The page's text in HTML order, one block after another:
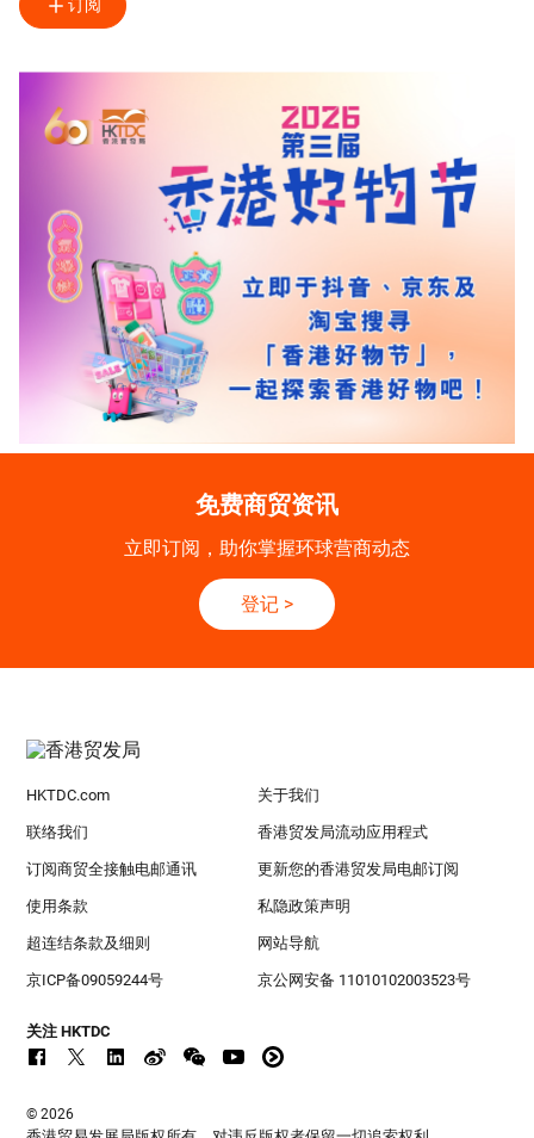
订阅
免费商贸资讯
立即订阅，助你掌握环球营商动态
登记 >
HKTDC.com 关于我们
联络我们 香港贸发局流动应用程式
订阅商贸全接触电邮通讯 更新您的香港贸发局电邮订阅
使用条款 私隐政策声明
超连结条款及细则 网站导航
京ICP备09059244号 京公网安备 11010102003523号
关注 HKTDC
© 2026